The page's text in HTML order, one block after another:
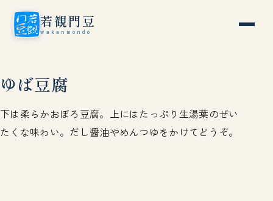
若観門豆
wakanmondo
ゆば豆腐
下は柔らかおぼろ豆腐。上にはたっぷり生湯葉のぜい
たくな味わい。だし醤油やめんつゆをかけてどうぞ。